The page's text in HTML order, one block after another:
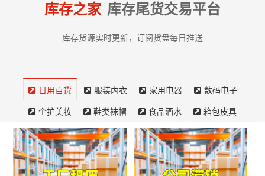
库存之家 库存尾货交易平台
库存货源实时更新，订阅货盘每日推送
日用百货 服装内衣 家用电器 数码电子
个护美妆 鞋类袜帽 食品酒水 箱包皮具